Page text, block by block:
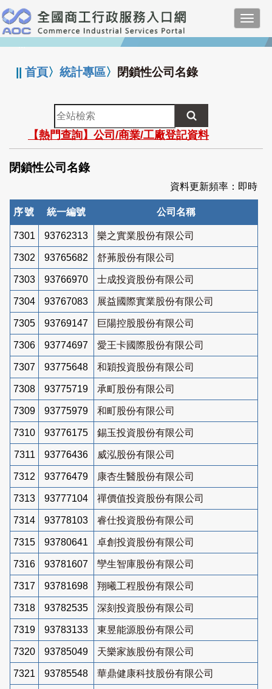
跳
到
主
要
:::
||首頁〉統計專區〉 閉鎖性公司名錄
全
站
檢
索
【熱門查詢】公司/商業/工廠登記資料
閉鎖性公司名錄
資料更新頻率：即時
序號 統一編號 公司名稱
7301 93762313 樂之實業股份有限公司
7302 93765682 舒茀股份有限公司
7303 93766970 士成投資股份有限公司
7304 93767083 展益國際實業股份有限公司
7305 93769147 巨陽控股股份有限公司
7306 93774697 愛王卡國際股份有限公司
7307 93775648 和穎投資股份有限公司
7308 93775719 承町股份有限公司
7309 93775979 和町股份有限公司
7310 93776175 錫玉投資股份有限公司
7311 93776436 威泓股份有限公司
7312 93776479 康杏生醫股份有限公司
7313 93777104 禪價值投資股份有限公司
7314 93778103 睿仕投資股份有限公司
7315 93780641 卓創投資股份有限公司
7316 93781607 孿生智庫股份有限公司
7317 93781698 翔曦工程股份有限公司
7318 93782535 深刻投資股份有限公司
7319 93783133 東昱能源股份有限公司
7320 93785049 天樂家族股份有限公司
7321 93785548 華鼎健康科技股份有限公司